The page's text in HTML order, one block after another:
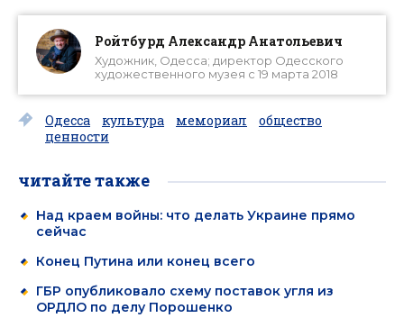
Ройтбурд Александр Анатольевич
Художник, Одесса; директор Одесского
художественного музея с 19 марта 2018
Одесса культура мемориал
общество
ценности
читайте также
Над краем войны: что делать Украине прямо
сейчас
Конец Путина или конец всего
ГБР опубликовало схему поставок угля из
ОРДЛО по делу Порошенко